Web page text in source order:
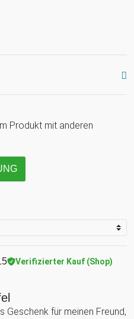
Produkt mit anderen
Verifizierter Kauf (Shop)
Geschenk für meinen Freund,